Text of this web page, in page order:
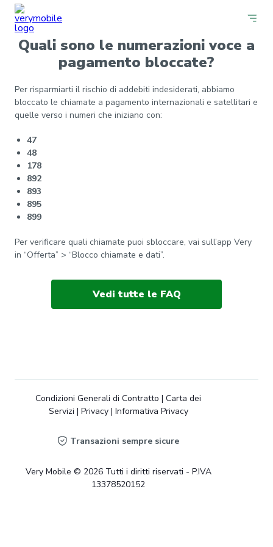
Quali sono le numerazioni voce a
pagamento bloccate?
Per risparmiarti il rischio di addebiti indesiderati, abbiamo
bloccato le chiamate a pagamento internazionali e satellitari e
quelle verso i numeri che iniziano con:
47
48
178
892
893
895
899
Per verificare quali chiamate puoi sbloccare, vai sull’app Very
in “Offerta” > “Blocco chiamate e dati”.
Vedi tutte le FAQ
Transazioni sempre sicure
Very Mobile © 2026 Tutti i diritti riservati - P.IVA
13378520152
Condizioni Generali di Contratto | Carta dei
Servizi | Privacy| Informativa Privacy